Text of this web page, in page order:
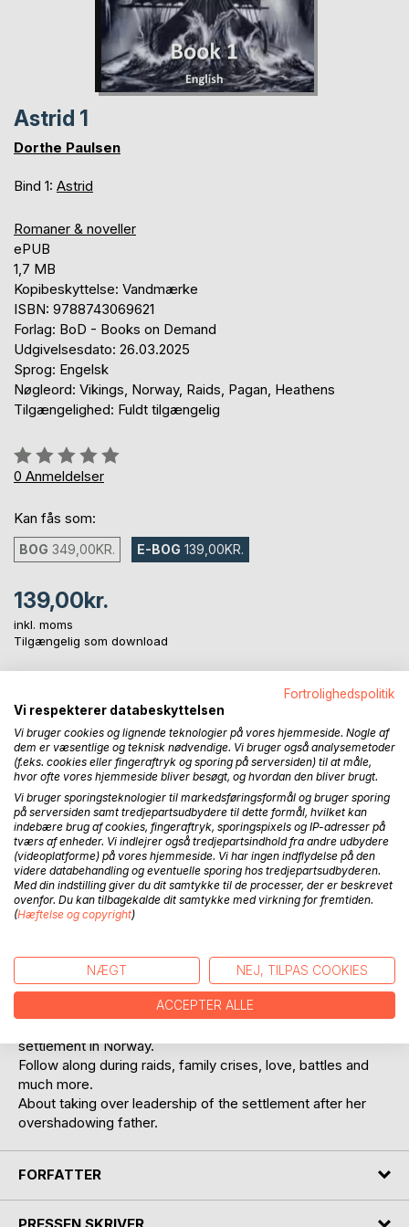
Astrid 1
Dorthe Paulsen
Bind 1: Astrid
Romaner & noveller
ePUB
1,7 MB
Kopibeskyttelse: Vandmærke
ISBN: 9788743069621
Forlag: BoD - Books on Demand
Udgivelsesdato: 26.03.2025
Sprog: Engelsk
Nøgleord: Vikings, Norway, Raids, Pagan, Heathens
Tilgængelighed: Fuldt tilgængelig
Anmeldelse::
0%
0 Anmeldelser
Kan fås som:
BOG 349,00KR. E-BOG 139,00KR.
139,00kr.
inkl. moms
Tilgængelig som download
LÆG I INDKØBSKURVEN
Føj til ønskeliste
Anmeld titel
BESKRIVELSE
Follow Astrid's exciting journey through the Viking Age.
About fighting for herself as a woman in a very male-
dominated society and time.
settlement in Norway.
Follow along during raids, family crises, love, battles and
much more.
About taking over leadership of the settlement after her
overshadowing father.
FORFATTER
Fortrolighedspolitik
Vi respekterer databeskyttelsen
Vi bruger cookies og lignende teknologier på vores hjemmeside. Nogle af
dem er væsentlige og teknisk nødvendige. Vi bruger også analysemetoder
(f.eks. cookies eller fingeraftryk og sporing på serversiden) til at måle,
hvor ofte vores hjemmeside bliver besøgt, og hvordan den bliver brugt.
Vi bruger sporingsteknologier til markedsføringsformål og bruger sporing
på serversiden samt tredjepartsudbydere til dette formål, hvilket kan
indebære brug af cookies, fingeraftryk, sporingspixels og IP-adresser på
tværs af enheder. Vi indlejrer også tredjepartsindhold fra andre udbydere
(videoplatforme) på vores hjemmeside. Vi har ingen indflydelse på den
videre databehandling og eventuelle sporing hos tredjepartsudbyderen.
Med din indstilling giver du dit samtykke til de processer, der er beskrevet
ovenfor. Du kan tilbagekalde dit samtykke med virkning for fremtiden.
(Hæftelse og copyright)
NÆGT NEJ, TILPAS COOKIES
ACCEPTER ALLE